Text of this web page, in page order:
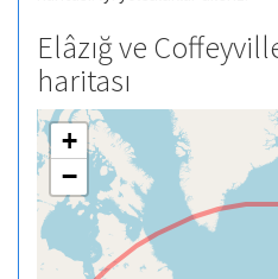
Elâzığ ve
haritası
+
−